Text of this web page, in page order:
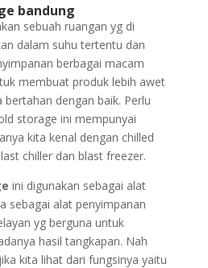
bandung
sebuah ruangan yg di
dalam suhu tertentu dan
berbagai macam
membuat produk lebih awet
bertahan dengan baik. Perlu
storage ini mempunyai
kita kenal dengan chilled
chiller dan blast freezer.
ini digunakan sebagai alat
sebagai alat penyimpanan
yg berguna untuk
hasil tangkapan. Nah
kita lihat dari fungsinya yaitu